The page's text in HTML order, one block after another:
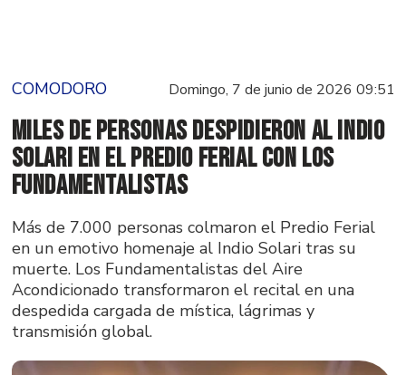
COMODORO Domingo, 7 de junio de 2026 09:51
Miles de personas despidieron al Indio
Solari en el Predio Ferial con los
Fundamentalistas
Más de 7.000 personas colmaron el Predio Ferial
en un emotivo homenaje al Indio Solari tras su
muerte. Los Fundamentalistas del Aire
Acondicionado transformaron el recital en una
despedida cargada de mística, lágrimas y
transmisión global.